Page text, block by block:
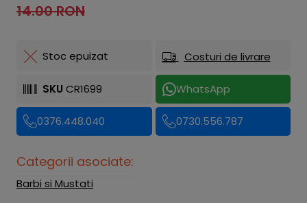
14.00 RON
Stoc epuizat Costuri de livrare
SKU CR1699 WhatsApp
0376.448.040 0730.556.787
Categorii asociate:
Barbi si Mustati